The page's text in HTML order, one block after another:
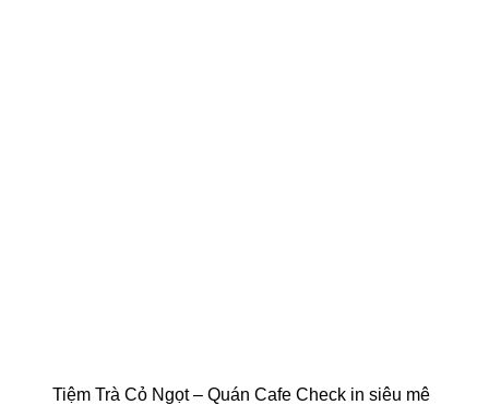
Tiệm Trà Cỏ Ngọt – Quán Cafe Check in siêu mê